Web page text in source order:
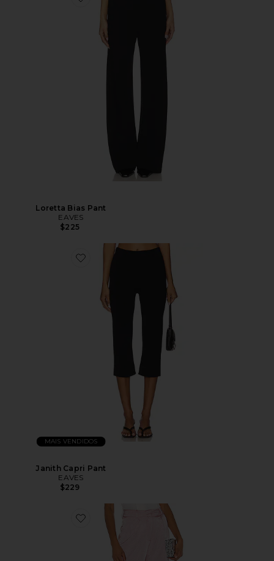
Loretta Bias Pant
EAVES
$225
MAIS VENDIDOS
Janith Capri Pant
EAVES
$229